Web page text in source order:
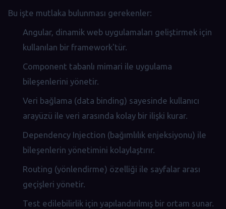
Bu işte mutlaka bulunması gerekenler:
Angular, dinamik web uygulamaları geliştirmek için
kullanılan bir framework'tür.
Component tabanlı mimari ile uygulama
bileşenlerini yönetir.
Veri bağlama (data binding) sayesinde kullanıcı
arayüzü ile veri arasında kolay bir ilişki kurar.
Dependency Injection (bağımlılık enjeksiyonu) ile
bileşenlerin yönetimini kolaylaştırır.
Routing (yönlendirme) özelliği ile sayfalar arası
geçişleri yönetir.
Test edilebilirlik için yapılandırılmış bir ortam sunar.